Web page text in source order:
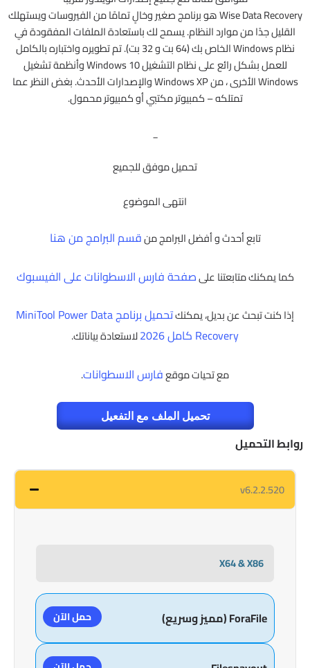
Wise Data Recovery هو برنامج صغير وخالٍ تمامًا من الفيروسات ويستهلك
القليل جدًا من موارد النظام. يسمح لك باستعادة الملفات المفقودة في
نظام Windows الخاص بك (64 بت و 32 بت). تم تطويره واختباره بالكامل
للعمل بشكل رائع على نظام التشغيل Windows 10 وأنظمة تشغيل
Windows الأخرى ، من Windows XP والإصدارات الأحدث. بغض النظر عما
تمتلكه – كمبيوتر مكتبي أو كمبيوتر محمول.
_
تحميل موفق للجميع
انتهى الموضوع
تابع أحدث و أفضل البرامج منقسم البرامج من هنا
كما يمكنك متابعتنا علىصفحة فارس الاسطوانات على الفيسبوك
إذا كنت تبحث عن بديل، يمكنك
تحميل برنامج MiniTool Power Data
Recovery كامل 2026
لاستعادة بياناتك.
مع تحيات موقعفارس الاسطوانات.
تحميل الملف مع التفعيل
روابط التحميل
v6.2.2.520
X64 & X86
ForaFile (مميز وسريع) حمل الآن